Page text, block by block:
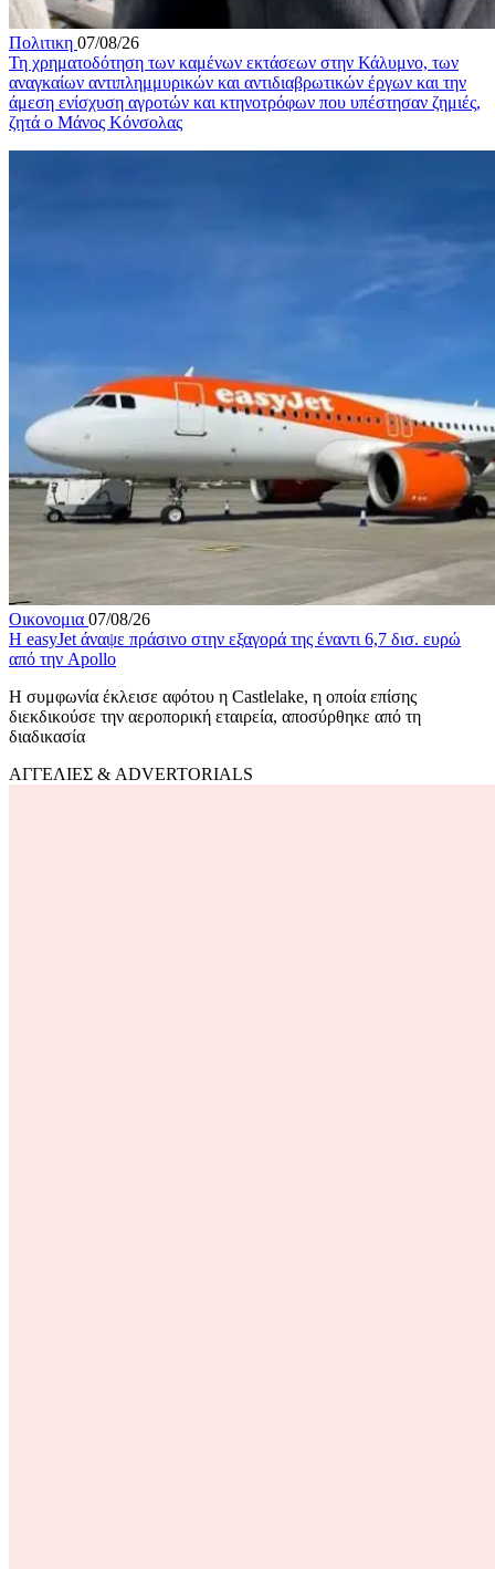
Πολιτικη 07/08/26
Τη χρηματοδότηση των καμένων εκτάσεων στην Κάλυμνο, των
αναγκαίων αντιπλημμυρικών και αντιδιαβρωτικών έργων και την
άμεση ενίσχυση αγροτών και κτηνοτρόφων που υπέστησαν ζημιές,
ζητά ο Μάνος Κόνσολας
Οικονομια 07/08/26
Η easyJet άναψε πράσινο στην εξαγορά της έναντι 6,7 δισ. ευρώ
από την Apollo
Η συμφωνία έκλεισε αφότου η Castlelake, η οποία επίσης
διεκδικούσε την αεροπορική εταιρεία, αποσύρθηκε από τη
διαδικασία
ΑΓΓΕΛΙΕΣ & ADVERTORIALS